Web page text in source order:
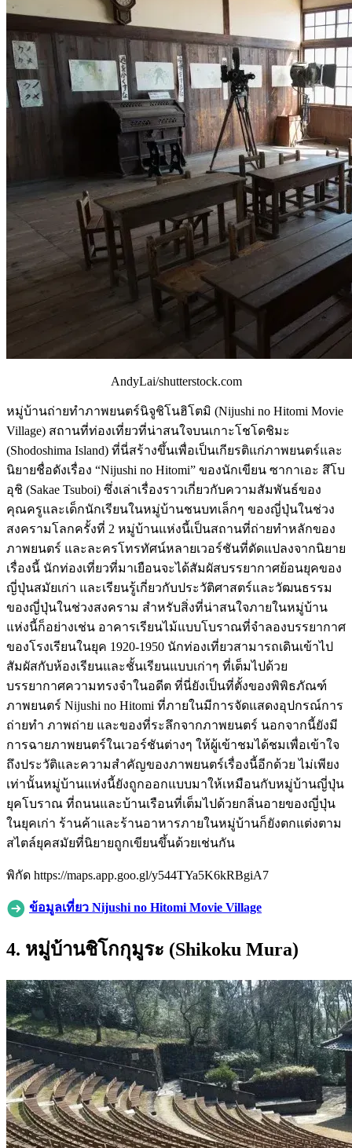
AndyLai/shutterstock.com
หมู่บ้านถ่ายทำภาพยนตร์นิจูชิโนฮิโตมิ (Nijushi no Hitomi Movie
Village) สถานที่ท่องเที่ยวที่น่าสนใจบนเกาะโชโดชิมะ
(Shodoshima Island) ที่นี่สร้างขึ้นเพื่อเป็นเกียรติแก่ภาพยนตร์และ
นิยายชื่อดังเรื่อง “Nijushi no Hitomi” ของนักเขียน ซากาเอะ สึโบ
อุชิ (Sakae Tsuboi) ซึ่งเล่าเรื่องราวเกี่ยวกับความสัมพันธ์ของ
คุณครูและเด็กนักเรียนในหมู่บ้านชนบทเล็กๆ ของญี่ปุ่นในช่วง
สงครามโลกครั้งที่ 2 หมู่บ้านแห่งนี้เป็นสถานที่ถ่ายทำหลักของ
ภาพยนตร์ และละครโทรทัศน์หลายเวอร์ชันที่ดัดแปลงจากนิยาย
เรื่องนี้ นักท่องเที่ยวที่มาเยือนจะได้สัมผัสบรรยากาศย้อนยุคของ
ญี่ปุ่นสมัยเก่า และเรียนรู้เกี่ยวกับประวัติศาสตร์และวัฒนธรรม
ของญี่ปุ่นในช่วงสงคราม สำหรับสิ่งที่น่าสนใจภายในหมู่บ้าน
แห่งนี้ก็อย่างเช่น อาคารเรียนไม้แบบโบราณที่จำลองบรรยากาศ
ของโรงเรียนในยุค 1920-1950 นักท่องเที่ยวสามารถเดินเข้าไป
สัมผัสกับห้องเรียนและชั้นเรียนแบบเก่าๆ ที่เต็มไปด้วย
บรรยากาศความทรงจำในอดีต ที่นี่ยังเป็นที่ตั้งของพิพิธภัณฑ์
ภาพยนตร์ Nijushi no Hitomi ที่ภายในมีการจัดแสดงอุปกรณ์การ
ถ่ายทำ ภาพถ่าย และของที่ระลึกจากภาพยนตร์ นอกจากนี้ยังมี
การฉายภาพยนตร์ในเวอร์ชันต่างๆ ให้ผู้เข้าชมได้ชมเพื่อเข้าใจ
ถึงประวัติและความสำคัญของภาพยนตร์เรื่องนี้อีกด้วย ไม่เพียง
เท่านั้นหมู่บ้านแห่งนี้ยังถูกออกแบบมาให้เหมือนกับหมู่บ้านญี่ปุ่น
ยุคโบราณ ที่ถนนและบ้านเรือนที่เต็มไปด้วยกลิ่นอายของญี่ปุ่น
ในยุคเก่า ร้านค้าและร้านอาหารภายในหมู่บ้านก็ยังตกแต่งตาม
สไตล์ยุคสมัยที่นิยายถูกเขียนขึ้นด้วยเช่นกัน
พิกัด https://maps.app.goo.gl/y544TYa5K6kRBgiA7
ข้อมูลเที่ยว Nijushi no Hitomi Movie Village
4. หมู่บ้านชิโกกุมูระ (Shikoku Mura)